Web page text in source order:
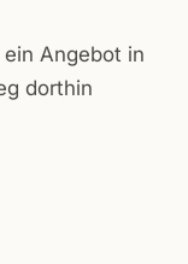
Angebot in
dorthin